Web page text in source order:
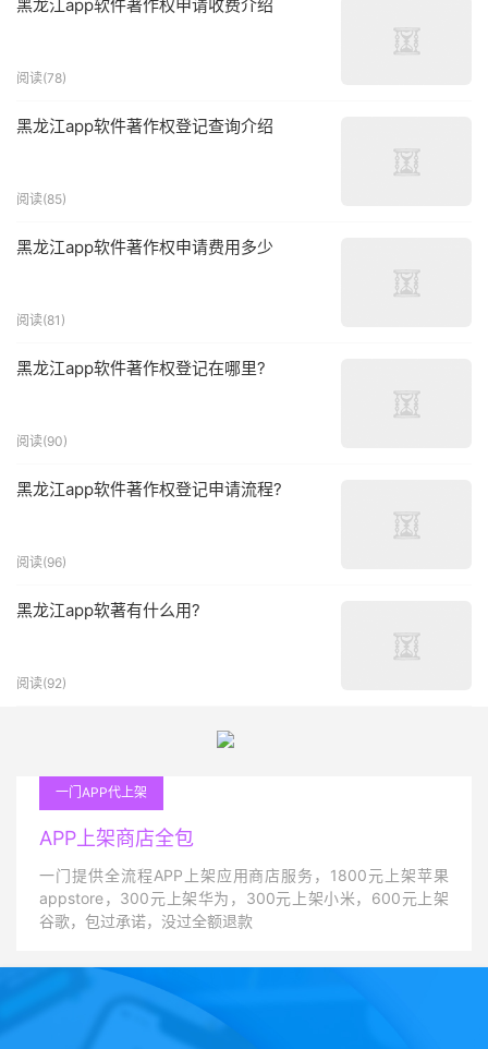
黑龙江app软件著作权申请收费介绍
阅读(78)
黑龙江app软件著作权登记查询介绍
阅读(85)
黑龙江app软件著作权申请费用多少
阅读(81)
黑龙江app软件著作权登记在哪里?
阅读(90)
黑龙江app软件著作权登记申请流程?
阅读(96)
黑龙江app软著有什么用?
阅读(92)
一门APP代上架
APP上架商店全包
一门提供全流程APP上架应用商店服务，1800元上架苹果
appstore，300元上架华为，300元上架小米，600元上架
谷歌，包过承诺，没过全额退款